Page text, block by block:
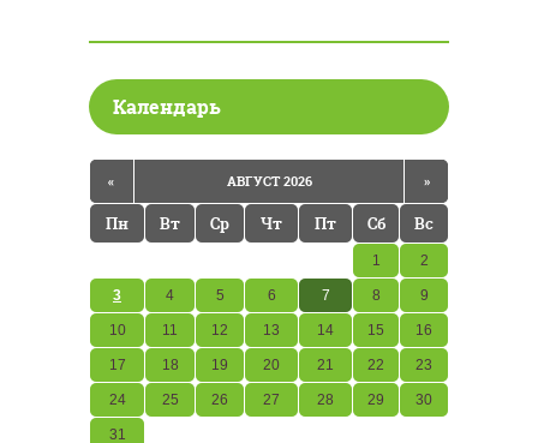
Календарь
« АВГУСТ 2026 »
Пн Вт Ср Чт Пт Сб Вс
1 2
3 4 5 6 7 8 9
10 11 12 13 14 15 16
17 18 19 20 21 22 23
24 25 26 27 28 29 30
31